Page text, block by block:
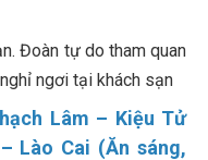
Đoàn tự do tham quan
ngơi tại khách sạn
Lâm – Kiệu Tử
Lào Cai (Ăn sáng,